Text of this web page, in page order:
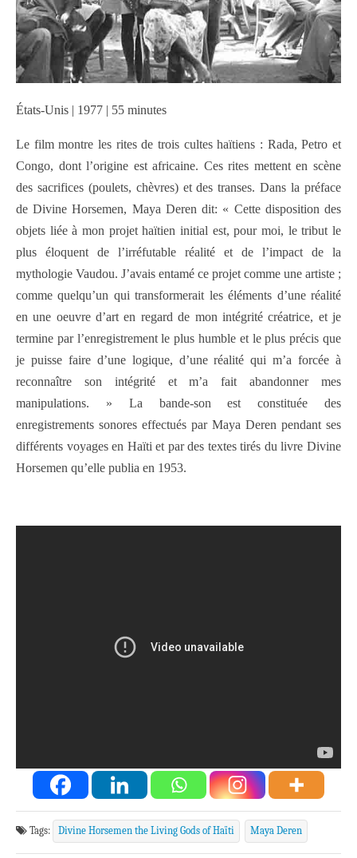
États-Unis | 1977 | 55 minutes
Le film montre les rites de trois cultes haïtiens : Rada, Petro et
Congo, dont l’origine est africaine. Ces rites mettent en scène
des sacrifices (poulets, chèvres) et des transes. Dans la préface
de Divine Horsemen, Maya Deren dit: « Cette disposition des
objets liée à mon projet haïtien initial est, pour moi, le tribut le
plus éloquent de l’irréfutable réalité et de l’impact de la
mythologie Vaudou. J’avais entamé ce projet comme une artiste ;
comme quelqu’un qui transformerait les éléments d’une réalité
en une oeuvre d’art en regard de mon intégrité créatrice, et je
termine par l’enregistrement le plus humble et le plus précis que
je puisse faire d’une logique, d’une réalité qui m’a forcée à
reconnaître son intégrité et m’a fait abandonner mes
manipulations. » La bande-son est constituée des
enregistrements sonores effectués par Maya Deren pendant ses
différents voyages en Haïti et par des textes tirés du livre Divine
Horsemen qu’elle publia en 1953.
Tags: Divine Horsemen the Living Gods of Haïti Maya Deren